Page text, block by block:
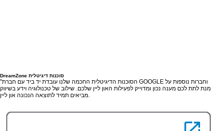
DreamZone סוכנות דיגיטלית
"הסוכנות הדיגיטלית החכמה שלנו עובדת יד ביד עם חברת GOOGLE וחברות נוספות על
מנת לתת לכם מענה נכון ומדוייק לפעילות האון ליין שלכם. שילוב של טכנולוגיה וידע בשיווק
מביאים תמיד לתוצאה הנכונה און ליין.